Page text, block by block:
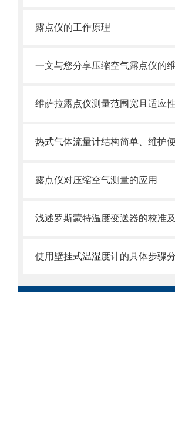
露点仪的工作原理
维萨拉露点仪测量范围宽且适应
热式气体流量计结构简单、维护
露点仪对压缩空气测量的应用
使用壁挂式温湿度计的具体步骤